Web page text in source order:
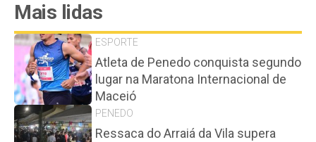
Mais lidas
ESPORTE
Atleta de Penedo conquista segundo
lugar na Maratona Internacional de
Maceió
PENEDO
Ressaca do Arraiá da Vila supera